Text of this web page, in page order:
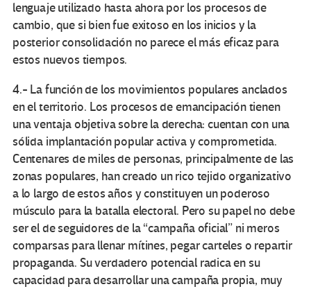
lenguaje utilizado hasta ahora por los procesos de
cambio, que si bien fue exitoso en los inicios y la
posterior consolidación no parece el más eficaz para
estos nuevos tiempos.
4.- La función de los movimientos populares anclados
en el territorio. Los procesos de emancipación tienen
una ventaja objetiva sobre la derecha: cuentan con una
sólida implantación popular activa y comprometida.
Centenares de miles de personas, principalmente de las
zonas populares, han creado un rico tejido organizativo
a lo largo de estos años y constituyen un poderoso
músculo para la batalla electoral. Pero su papel no debe
ser el de seguidores de la “campaña oficial” ni meros
comparsas para llenar mítines, pegar carteles o repartir
propaganda. Su verdadero potencial radica en su
capacidad para desarrollar una campaña propia, muy